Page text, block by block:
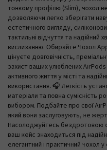
тонкому профілю (Slim), чохол
дозволяючи легко зберігати
естетичного вигляду,
тактильні відчуття та надійний
вислизанню. Обирайте Чохол
цінуєте довговічність,
захист ваших улюблених
активного життя у місті та
використання. 🎧 Легкість
матеріали та повна сумісність
вибором. Подбайте про свої
який вони заслуговують, не
Насолоджуйтесь бездротовою
ваш кейс знаходиться під
елегантний і практичний чохол